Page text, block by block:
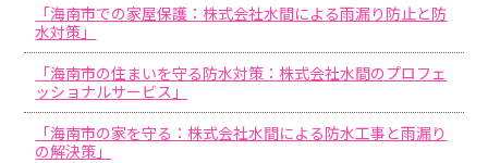
「海南市での家屋保護：株式会社水間による雨漏り防止と防
水対策」
「海南市の住まいを守る防水対策：株式会社水間のプロフェ
ッショナルサービス」
「海南市の家を守る：株式会社水間による防水工事と雨漏り
の解決策」